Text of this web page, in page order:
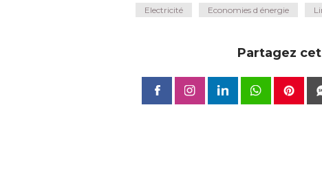
Electricité Economies d énergie
Partagez